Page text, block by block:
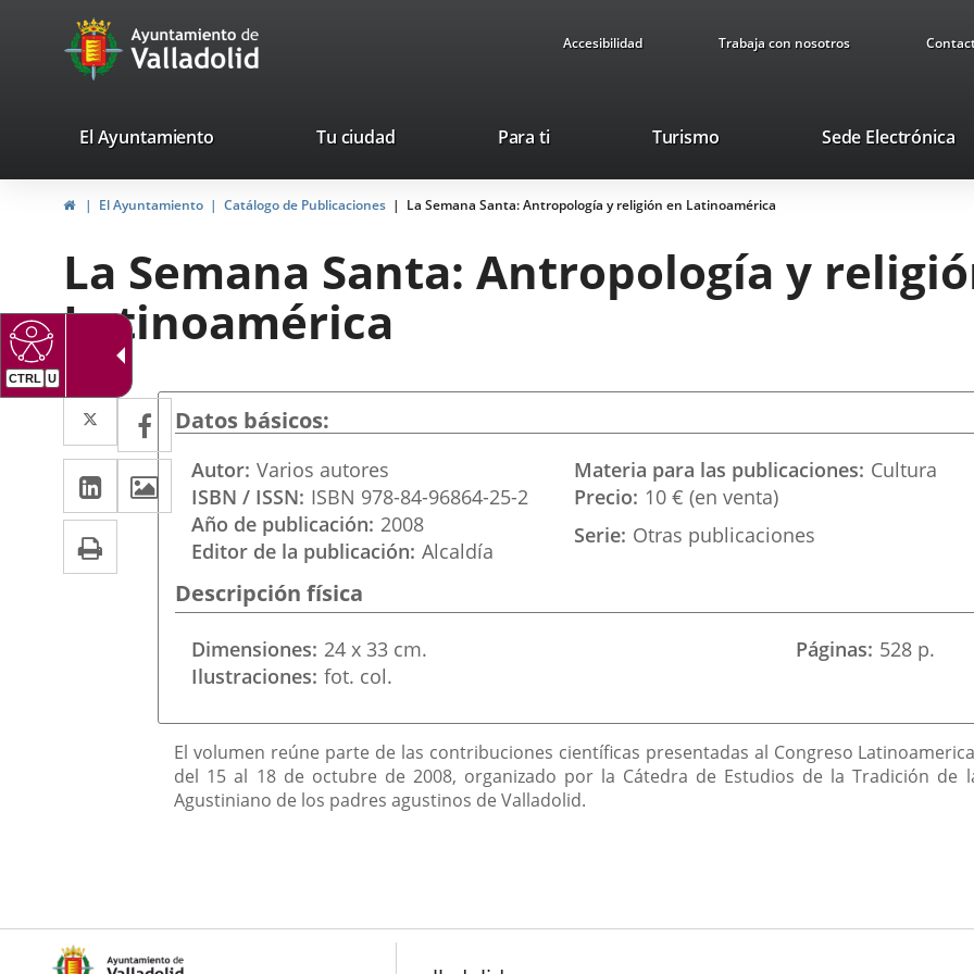
Portal
Web
Ayuntamiento
de
Accesibilidad Trabaja con nosotros
valladolid.es
El Ayuntamiento Tu ciudad Para ti TurismoEste
se
abrirá
una
ventana
nueva.
Sede Electrónica
InicioEl Ayuntamiento Catálogo de Publicaciones La Semana Santa: Antropología y religión en Latinoamérica
La Semana Santa: Antropología y
Latinoamérica
Twitter
Enlace
a
una
aplicación
externa.
Facebook
Enlace
a
una
aplicación
externa.
LinkedIn
Enlace
a
una
aplicación
externa.
Imágenes
Imprimir
Datos básicos
Autor Varios autores
ISBN / ISSN ISBN 978-84-96864-25-2
Año de publicación 2008
Editor de la publicación Alcaldía
Materia para las publicaciones Cultura
Precio 10 € (en venta)
Serie Otras publicaciones
Descripción física
Dimensiones 24 x 33 cm.
Ilustraciones fot. col.
Páginas 528 p.
Descripción
El volumen reúne parte de las contribuciones científicas presentadas al Congreso
del 15 al 18 de octubre de 2008, organizado por la Cátedra de Estudios de la Tradición de
Agustiniano de los padres agustinos de Valladolid.